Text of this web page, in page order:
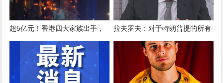
超5亿元！香港四大家族出手，
马云、雷军与腾讯、阿里、安踏
等企业紧急驰援香港大埔
拉夫罗夫：对于特朗普提的所有
调解建议，泽连斯基都说“不”